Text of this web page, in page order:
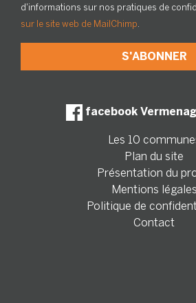
d'informations sur nos pratiques de
sur le site web de MailChimp.
facebook
Les 10
Plan du site
Présentation du
Mentions légales
Politique de
Contact